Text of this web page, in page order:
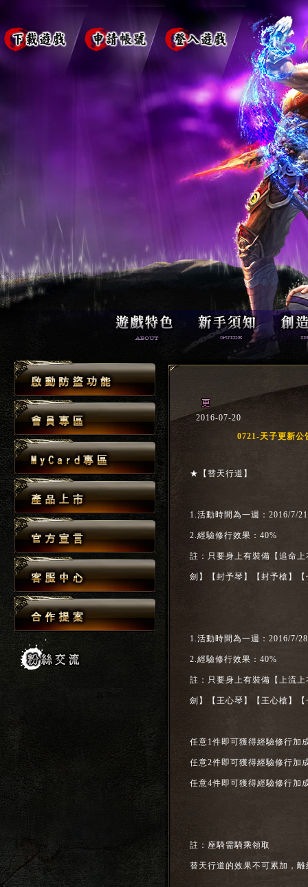
2016-07-20
0721-天子更新公
★【替天行道】
1.活動時間為一週：2016/7/
2.經驗修行效果：40%
註：只要身上有裝備【追命
劍】【封予琴】【封予槍】
1.活動時間為一週：2016/7/
2.經驗修行效果：40%
註：只要身上有裝備【上流
劍】【王心琴】【王心槍】
任意1件即可獲得經驗修行加
任意2件即可獲得經驗修行加
任意4件即可獲得經驗修行加
註：座騎需騎乘領取
替天行道的效果不可累加，